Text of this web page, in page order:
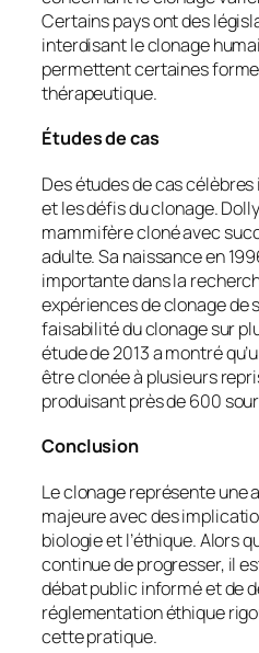
Certains pays ont des
interdisant le clonage
permettent certaines
thérapeutique.
Études de cas
Des études de cas
et les défis du clonage.
mammifère cloné avec
adulte. Sa naissance en
importante dans la
expériences de clonage de
faisabilité du clonage sur
étude de 2013 a montré
être clonée à plusieurs
produisant près de 600
Conclusion
Le clonage représente une
majeure avec des
biologie et l’éthique. Alors
continue de progresser, il
débat public informé et de
réglementation éthique
cette pratique.